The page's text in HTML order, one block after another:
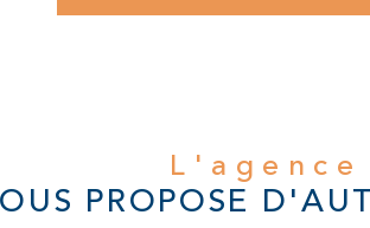
L'agence
PROPOSE